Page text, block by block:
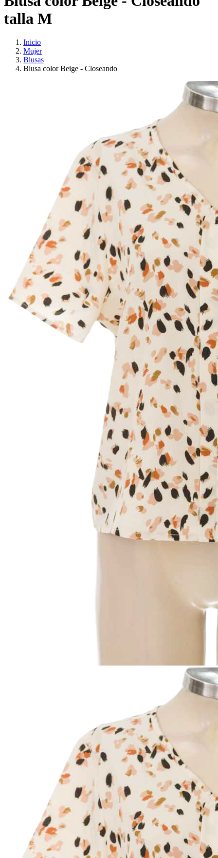
talla M
Inicio
Mujer
Blusas
Blusa color Beige - Closeando